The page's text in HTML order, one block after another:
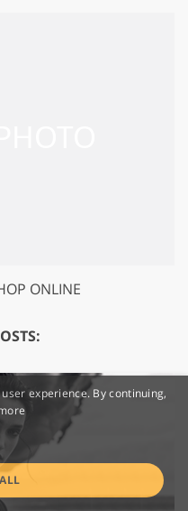
ONLINE
experience. By continuing,